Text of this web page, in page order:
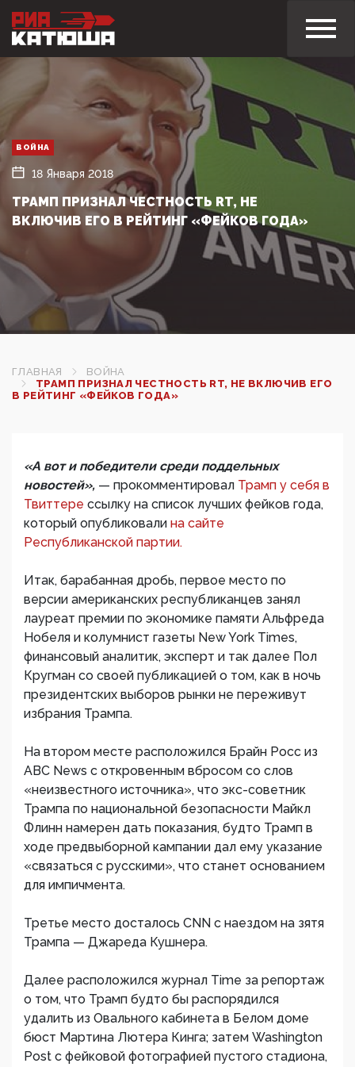
ВОЙНА
18 Января 2018
ТРАМП ПРИЗНАЛ ЧЕСТНОСТЬ RT, НЕ
ВКЛЮЧИВ ЕГО В РЕЙТИНГ «ФЕЙКОВ ГОДА»
ГЛАВНАЯ
ВОЙНА
ТРАМП ПРИЗНАЛ ЧЕСТНОСТЬ RT, НЕ ВКЛЮЧИВ ЕГО
В РЕЙТИНГ «ФЕЙКОВ ГОДА»
«А вот и победители среди поддельных
новостей», — прокомментировал Трамп у себя в
Твиттере ссылку на список лучших фейков года,
который опубликовали на сайте
Республиканской партии.
Итак, барабанная дробь, первое место по
версии американских республиканцев занял
лауреат премии по экономике памяти Альфреда
Нобеля и колумнист газеты New York Times,
финансовый аналитик, эксперт и так далее Пол
Кругман со своей публикацией о том, как в ночь
президентских выборов рынки не переживут
избрания Трампа.
На втором месте расположился Брайн Росс из
АВС News с откровенным вбросом со слов
«неизвестного источника», что экс-советник
Трампа по национальной безопасности Майкл
Флинн намерен дать показания, будто Трамп в
ходе предвыборной кампании дал ему указание
«связаться с русскими», что станет основанием
для импичмента.
Третье место досталось CNN с наездом на зятя
Трампа — Джареда Кушнера.
Далее расположился журнал Time за репортаж
о том, что Трамп будто бы распорядился
удалить из Овального кабинета в Белом доме
бюст Мартина Лютера Кинга; затем Washington
Post с фейковой фотографией пустого стадиона,